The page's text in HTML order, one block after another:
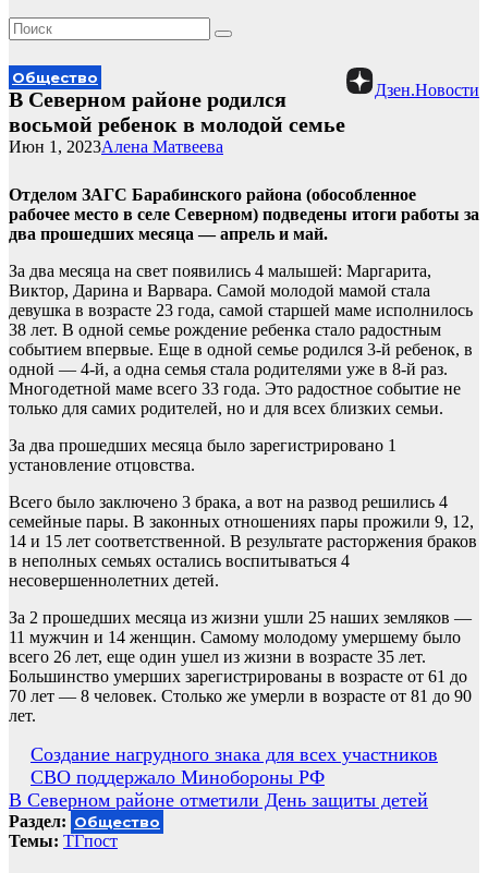
Дзен.Новости
Общество
В Северном районе родился
восьмой ребенок в молодой семье
Алена Матвеева
Июн 1, 2023
Отделом ЗАГС Барабинского района (обособленное
рабочее место в селе Северном) подведены итоги работы за
два прошедших месяца — апрель и май.
За два месяца на свет появились 4 малышей: Маргарита,
Виктор, Дарина и Варвара. Самой молодой мамой стала
девушка в возрасте 23 года, самой старшей маме исполнилось
38 лет. В одной семье рождение ребенка стало радостным
событием впервые. Еще в одной семье родился 3-й ребенок, в
одной — 4-й, а одна семья стала родителями уже в 8-й раз.
Многодетной маме всего 33 года. Это радостное событие не
только для самих родителей, но и для всех близких семьи.
За два прошедших месяца было зарегистрировано 1
установление отцовства.
Всего было заключено 3 брака, а вот на развод решились 4
семейные пары. В законных отношениях пары прожили 9, 12,
14 и 15 лет соответственной. В результате расторжения браков
в неполных семьях остались воспитываться 4
несовершеннолетних детей.
За 2 прошедших месяца из жизни ушли 25 наших земляков —
11 мужчин и 14 женщин. Самому молодому умершему было
всего 26 лет, еще один ушел из жизни в возрасте 35 лет.
Большинство умерших зарегистрированы в возрасте от 61 до
70 лет — 8 человек. Столько же умерли в возрасте от 81 до 90
лет.
Навигация
по
записям
Создание нагрудного знака для всех участников
СВО поддержало Минобороны РФ
В Северном районе отметили День защиты детей
Раздел: Общество
Темы: ТГпост